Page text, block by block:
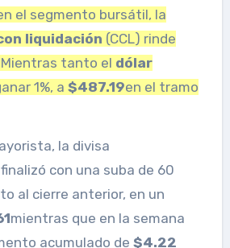
el segmento bursátil, la
liquidación (CCL) rinde
Mientras tanto el dólar
1%, a $487.19en el tramo
la divisa
con una suba de 60
al cierre anterior, en un
mientras que en la semana
acumulado de $4.22